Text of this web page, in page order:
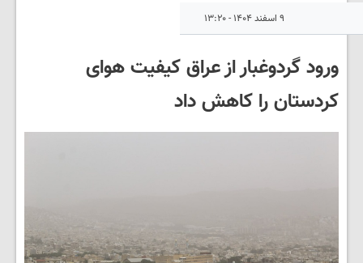
۹ اسفند ۱۴۰۴ - ۱۳:۲۰
ورود گردوغبار از عراق کیفیت هوای
کردستان را کاهش داد